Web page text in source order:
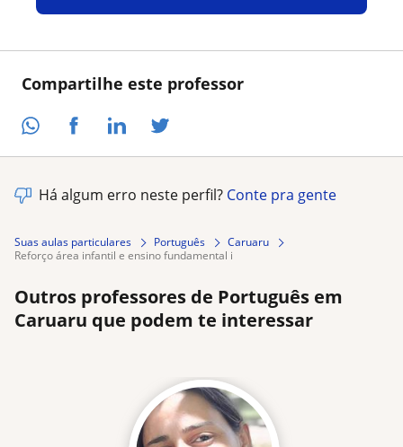
Compartilhe este professor
Há algum erro neste perfil? Conte pra gente
Suas aulas particulares Português
Caruaru
reforço área infantil e ensino fundamental i
Outros professores de Português em
Caruaru que podem te interessar